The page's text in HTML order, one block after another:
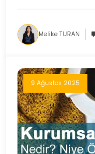
Melike TURAN
9 Ağustos 2025